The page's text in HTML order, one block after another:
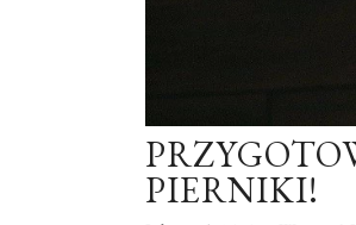
PIERNIKI!